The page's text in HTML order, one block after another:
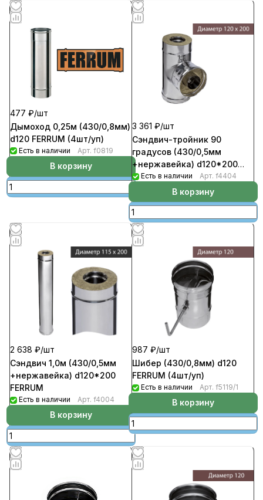
477 ₽/шт
Дымоход 0,25м (430/0,8мм)
d120 FERRUM (4шт/уп)
Есть в наличии Арт. f0819
В корзину
3 361 ₽/шт
Сэндвич-тройник 90
градусов (430/0,5мм
+нержавейка) d120*200
FERRUM
Есть в наличии Арт. f4404
В корзину
2 638 ₽/шт
Сэндвич 1,0м (430/0,5мм
+нержавейка) d120*200
FERRUM
Есть в наличии Арт. f4004
В корзину
987 ₽/шт
Шибер (430/0,8мм) d120
FERRUM (4шт/уп)
Есть в наличии Арт. f5119/1
В корзину